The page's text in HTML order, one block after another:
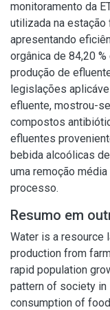
monitoramento da
utilizada na
apresentando
orgânica de 84,20 %
produção de
legislações
efluente, mostrou-
compostos
efluentes
bebida alcoólicas
uma remoção média
processo.
Resumo em
Water is a resource
production from
rapid population
pattern of society in
consumption of